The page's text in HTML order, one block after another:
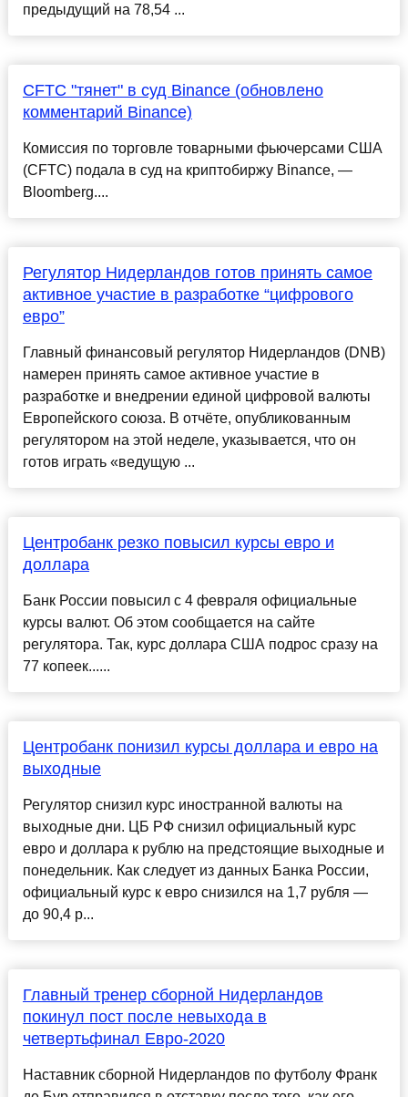
предыдущий на 78,54 ...
CFTC "тянет" в суд Binance (обновлено
комментарий Binance)
Комиссия по торговле товарными фьючерсами США
(CFTC) подала в суд на криптобиржу Binance, —
Bloomberg....
Регулятор Нидерландов готов принять самое
активное участие в разработке “цифрового
евро”
Главный финансовый регулятор Нидерландов (DNB)
намерен принять самое активное участие в
разработке и внедрении единой цифровой валюты
Европейского союза. В отчёте, опубликованным
регулятором на этой неделе, указывается, что он
готов играть «ведущую ...
Центробанк резко повысил курсы евро и
доллара
Банк России повысил с 4 февраля официальные
курсы валют. Об этом сообщается на сайте
регулятора. Так, курс доллара США подрос сразу на
77 копеек......
Центробанк понизил курсы доллара и евро на
выходные
Регулятор снизил курс иностранной валюты на
выходные дни. ЦБ РФ снизил официальный курс
евро и доллара к рублю на предстоящие выходные и
понедельник. Как следует из данных Банка России,
официальный курс к евро снизился на 1,7 рубля —
до 90,4 р...
Главный тренер сборной Нидерландов
покинул пост после невыхода в
четвертьфинал Евро-2020
Наставник сборной Нидерландов по футболу Франк